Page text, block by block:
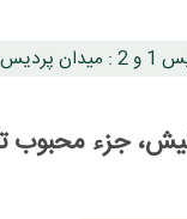
کیش
جزء محبوب